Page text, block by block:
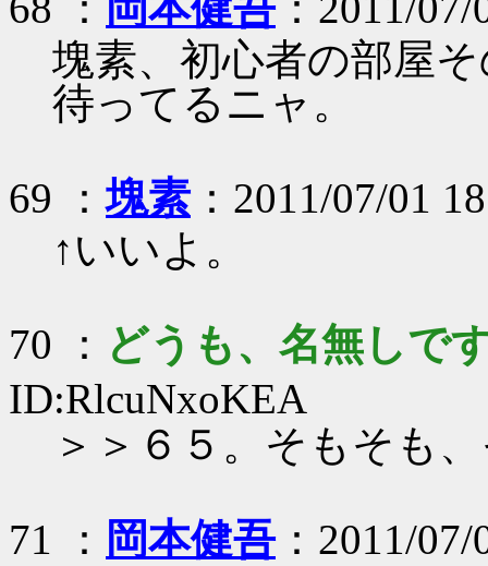
塊素、初心者の部屋
待ってるニャ。
69 ：塊素：2011/07/01
↑いいよ。
70 ： どうも、名無しで
ID:RlcuNxoKEA
＞＞６５。そもそも
71 ： 岡本健吾：2011/